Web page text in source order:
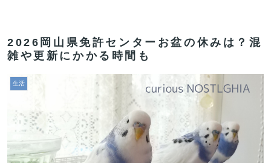
2026岡山県免許センターお盆の休みは？混
雑や更新にかかる時間も
生活